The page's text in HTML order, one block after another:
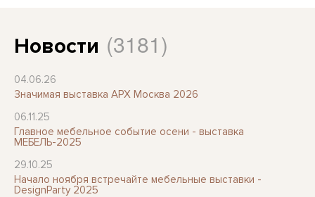
Новости (3181)
04.06.26
Значимая выставка АРХ Москва 2026
06.11.25
Главное мебельное событие осени - выставка
МЕБЕЛЬ-2025
29.10.25
Начало ноября встречайте мебельные выставки -
DesignParty 2025